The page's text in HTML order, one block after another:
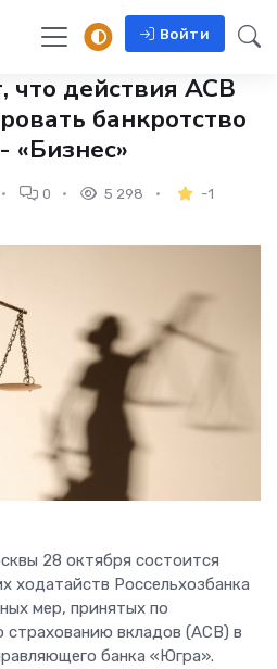
Войти
что действия АСВ
банкротство
«Бизнес»
0 5 298 -1
28 октября состоится
ходатайств Россельхозбанка
мер, принятых по
страхованию вкладов (АСВ) в
банка «Югра».